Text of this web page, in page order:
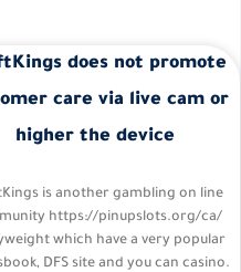
does not promote
care via live cam or
higher the device
is another gambling on line
https://pinupslots.org/ca/
which have a very popular
DFS site and you can casino.